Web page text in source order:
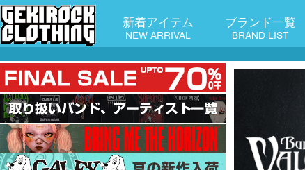
新着アイテム
NEW ARRIVAL
ブランド一覧
BRAND LIST